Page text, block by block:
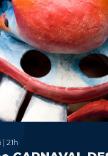
| 21h